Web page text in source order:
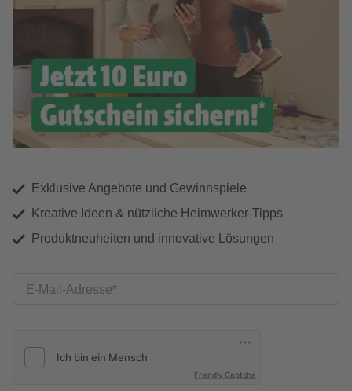
Exklusive Angebote und Gewinnspiele
Kreative Ideen & nützliche Heimwerker-Tipps
Produktneuheiten und innovative Lösungen
E-Mail-Adresse
Friendly Captcha